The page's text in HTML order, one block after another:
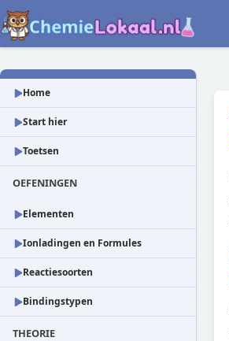
Home
Start hier
Toetsen
OEFENINGEN
Elementen
Ionladingen en Formules
Reactiesoorten
Bindingstypen
THEORIE